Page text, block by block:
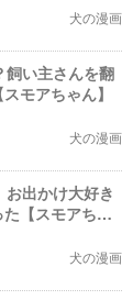
犬の漫画
飼い主さんを翻
モアちゃん】
犬の漫画
お出かけ大好き
【スモアちゃ
犬の漫画